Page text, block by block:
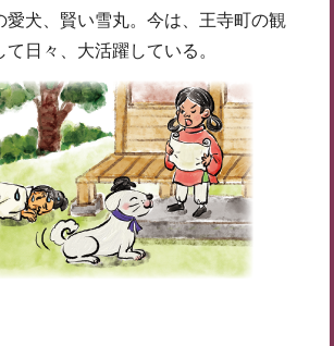
愛犬、賢い雪丸。今は、王寺町の観
日々、大活躍している。